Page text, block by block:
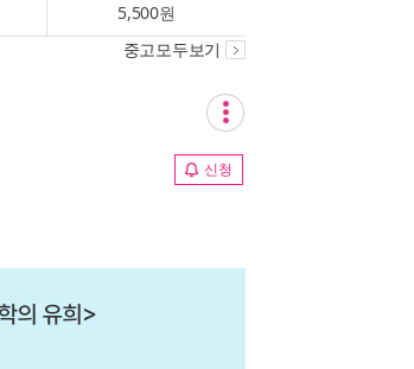
5,500원
중고모두보기
신청